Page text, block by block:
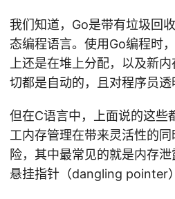
我们知道，Go是带有垃圾回
态编程语言。使用Go编程时
上还是在堆上分配，以及新
切都是自动的，且对程序员透
但在C语言中，上面说的这些
工内存管理在带来灵活性的
险，其中最常见的就是内存
悬挂指针（dangling pointer